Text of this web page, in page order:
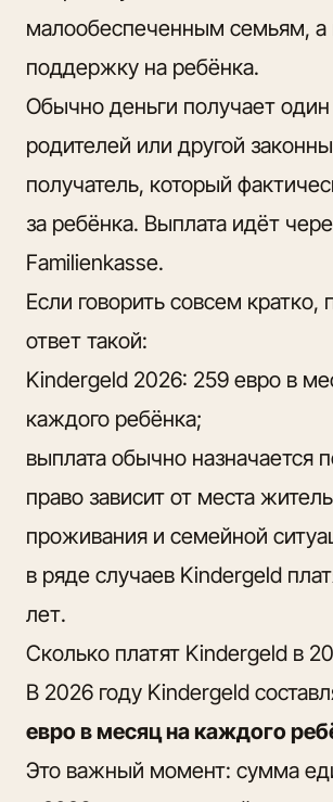
малообеспеченным семьям, а
поддержку на ребёнка.
Обычно деньги получает один
родителей или другой
получатель, который
за ребёнка. Выплата идёт
Familienkasse.
Если говорить совсем кратко,
ответ такой:
Kindergeld 2026: 259 евро в
каждого ребёнка;
выплата обычно назначается
право зависит от места
проживания и семейной
в ряде случаев Kindergeld
лет.
Сколько платят Kindergeld в
В 2026 году Kindergeld
евро в месяц на каждого
Это важный момент: сумма